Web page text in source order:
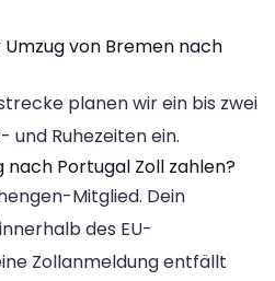
von Bremen nach
planen wir ein bis zwei
und Ruhezeiten ein.
nach Portugal Zoll zahlen?
Mitglied. Dein
des EU-
Zollanmeldung entfällt